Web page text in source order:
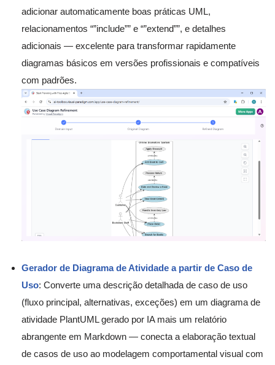
adicionar automaticamente boas práticas UML,
relacionamentos “”include”” e “”extend””, e detalhes
adicionais — excelente para transformar rapidamente
diagramas básicos em versões profissionais e compatíveis
com padrões.
Gerador de Diagrama de Atividade a partir de Caso de
Uso: Converte uma descrição detalhada de caso de uso
(fluxo principal, alternativas, exceções) em um diagrama de
atividade PlantUML gerado por IA mais um relatório
abrangente em Markdown — conecta a elaboração textual
de casos de uso ao modelagem comportamental visual com